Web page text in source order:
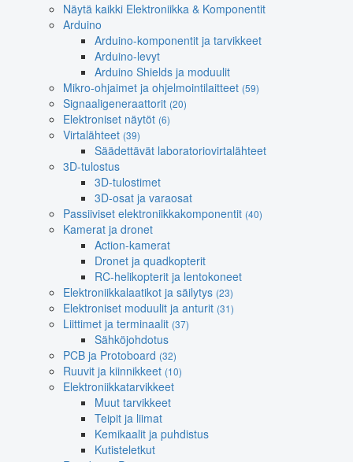
Näytä kaikki Elektroniikka & Komponentit
Arduino
Arduino-komponentit ja tarvikkeet
Arduino-levyt
Arduino Shields ja moduulit
Mikro-ohjaimet ja ohjelmointilaitteet (59)
Signaaligeneraattorit (20)
Elektroniset näytöt (6)
Virtalähteet (39)
Säädettävät laboratoriovirtalähteet
3D-tulostus
3D-tulostimet
3D-osat ja varaosat
Passiiviset elektroniikkakomponentit (40)
Kamerat ja dronet
Action-kamerat
Dronet ja quadkopterit
RC-helikopterit ja lentokoneet
Elektroniikkalaatikot ja säilytys (23)
Elektroniset moduulit ja anturit (31)
Liittimet ja terminaalit (37)
Sähköjohdotus
PCB ja Protoboard (32)
Ruuvit ja kiinnikkeet (10)
Elektroniikkatarvikkeet
Muut tarvikkeet
Teipit ja liimat
Kemikaalit ja puhdistus
Kutisteletkut